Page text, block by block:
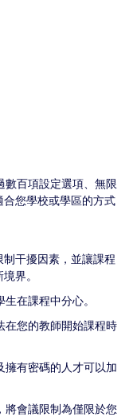
數百項設定選項、無限
您學校或學區的方式
干擾因素，並讓課程
界。
生在課程中分心。
在您的教師開始課程時
擁有密碼的人才可以加
，將會議限制為僅限於您